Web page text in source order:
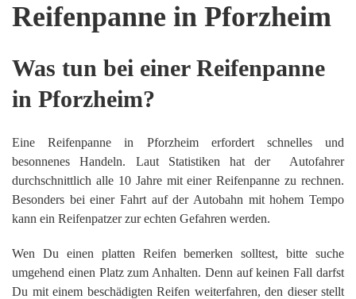
Reifenpanne in Pforzheim
Was tun bei einer Reifenpanne
in Pforzheim?
Eine Reifenpanne in Pforzheim erfordert schnelles und
besonnenes Handeln. Laut Statistiken hat der Autofahrer
durchschnittlich alle 10 Jahre mit einer Reifenpanne zu rechnen.
Besonders bei einer Fahrt auf der Autobahn mit hohem Tempo
kann ein Reifenpatzer zur echten Gefahren werden.
Wen Du einen platten Reifen bemerken solltest, bitte suche
umgehend einen Platz zum Anhalten. Denn auf keinen Fall darfst
Du mit einem beschädigten Reifen weiterfahren, den dieser stellt